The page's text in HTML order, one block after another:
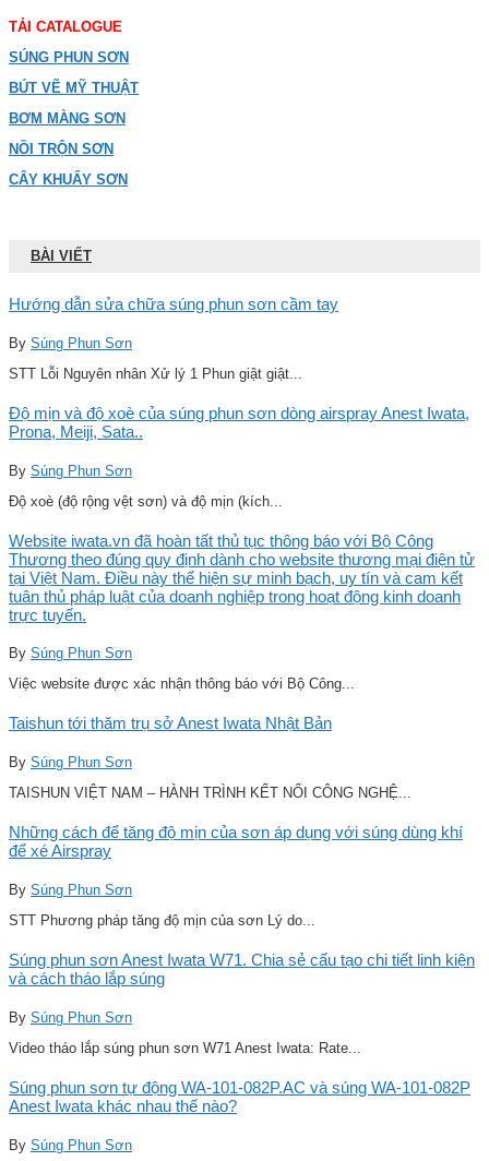
TẢI CATALOGUE
SÚNG PHUN SƠN
BÚT VẼ MỸ THUẬT
BƠM MÀNG SƠN
NỒI TRỘN SƠN
CÂY KHUẤY SƠN
BÀI VIẾT
Hướng dẫn sửa chữa súng phun sơn cầm tay
By Súng Phun Sơn
STT Lỗi Nguyên nhân Xử lý 1 Phun giật giật...
Độ mịn và độ xoè của súng phun sơn dòng airspray Anest Iwata,
Prona, Meiji, Sata..
By Súng Phun Sơn
Độ xoè (độ rộng vệt sơn) và độ mịn (kích...
Website iwata.vn đã hoàn tất thủ tục thông báo với Bộ Công
Thương theo đúng quy định dành cho website thương mại điện tử
tại Việt Nam. Điều này thể hiện sự minh bạch, uy tín và cam kết
tuân thủ pháp luật của doanh nghiệp trong hoạt động kinh doanh
trực tuyến.
By Súng Phun Sơn
Việc website được xác nhận thông báo với Bộ Công...
Taishun tới thăm trụ sở Anest Iwata Nhật Bản
By Súng Phun Sơn
TAISHUN VIỆT NAM – HÀNH TRÌNH KẾT NỐI CÔNG NGHỆ...
Những cách để tăng độ mịn của sơn áp dụng với súng dùng khí
để xé Airspray
By Súng Phun Sơn
STT Phương pháp tăng độ mịn của sơn Lý do...
Súng phun sơn Anest Iwata W71. Chia sẻ cấu tạo chi tiết linh kiện
và cách tháo lắp súng
By Súng Phun Sơn
Video tháo lắp súng phun sơn W71 Anest Iwata: Rate...
Súng phun sơn tự động WA-101-082P.AC và súng WA-101-082P
Anest Iwata khác nhau thế nào?
By Súng Phun Sơn